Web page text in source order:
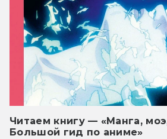
Читаем книгу — «Манга,
Большой гид по аниме»